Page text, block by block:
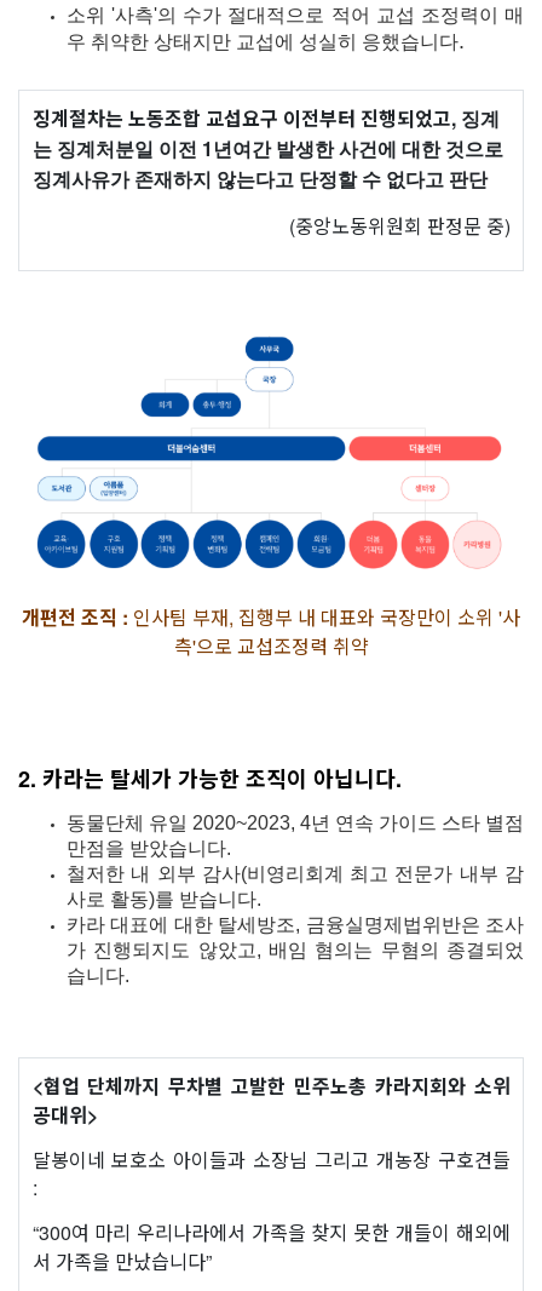
소위 '사측'의 수가 절대적으로 적어 교섭 조정력이 매
우 취약한 상태지만 교섭에 성실히 응했습니 다.
징계절차는 노동조합 교섭요구 이전부터 진행되었고, 징계
는 징계처분일 이전 1년여간 발생한 사건에 대한 것으로
징계사유가 존재하지 않는다고 단정할 수 없다고 판단
(중앙노동위원회 판정문 중)
개편전 조직 : 인사팀 부재, 집행부 내 대표와 국장만이 소위 '사
측'으로 교섭조정력 취약
2. 카라는 탈세가 가능한 조직이 아닙니다.
동물단체 유일 2020~2023, 4년 연속 가이드 스타 별점
만점을 받았습니다.
철저한 내 외부 감사(비영리회계 최고 전문가 내부 감
사로 활동)를 받습니다.
카라 대표에 대한 탈세방조, 금융실명제법위반은 조사
가 진행되지도 않았고, 배임 혐의는 무혐의 종결되었
습니다.
<협업 단체까지 무차별 고발한 민주노총 카라지회와 소위
공대위>
달봉이네 보호소 아이들과 소장님 그리고 개농장 구호견들
:
“300여 마리 우리나라에서 가족을 찾지 못한 개들이 해외에
서 가족을 만났습니다”